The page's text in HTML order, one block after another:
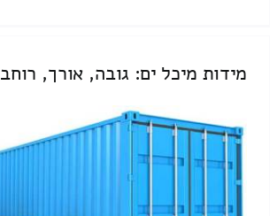
מידות מיכל ים: גובה, אורך, רוחב